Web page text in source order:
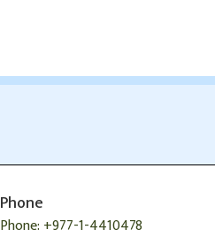
Phone
Phone: +977-1-4410478